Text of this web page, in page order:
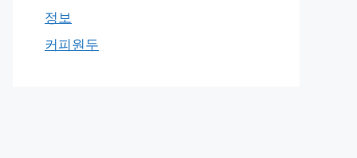
정보
커피원두